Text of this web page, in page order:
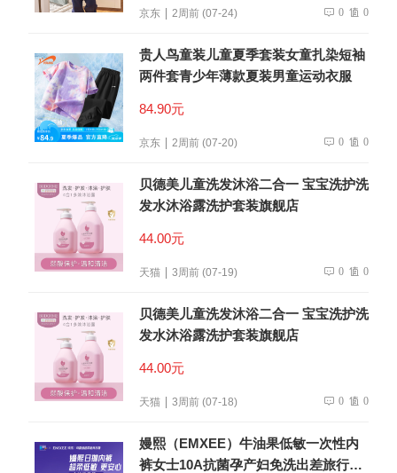
京东 2周前 (07-24) 0 0
贵人鸟童装儿童夏季套装女童扎染短袖
两件套青少年薄款夏装男童运动衣服
84.90元
京东 2周前 (07-20) 0 0
贝德美儿童洗发沐浴二合一 宝宝洗护洗
发水沐浴露洗护套装旗舰店
44.00元
天猫 3周前 (07-19) 0 0
贝德美儿童洗发沐浴二合一 宝宝洗护洗
发水沐浴露洗护套装旗舰店
44.00元
天猫 3周前 (07-18) 0 0
嫚熙（EMXEE）牛油果低敏一次性内
裤女士10A抗菌孕产妇免洗出差旅行日